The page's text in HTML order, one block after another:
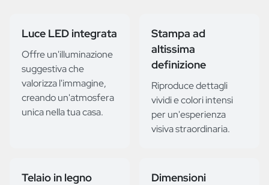
Luce LED integrata
Offre un'illuminazione
suggestiva che
valorizza l'immagine,
creando un'atmosfera
unica nella tua casa.
Stampa ad
altissima
definizione
Riproduce dettagli
vividi e colori intensi
per un'esperienza
visiva straordinaria.
Telaio in legno
Dimensioni